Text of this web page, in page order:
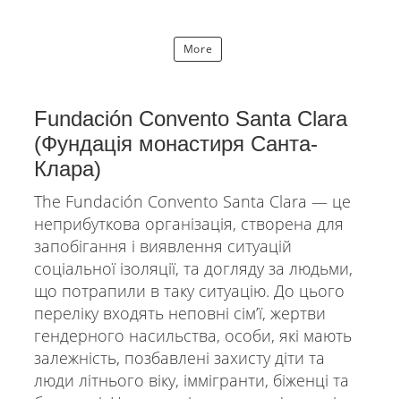
More
Fundación Convento Santa Clara
(Фундація монастиря Санта-
Клара)
The Fundación Convento Santa Clara — це
неприбуткова організація, створена для
запобігання і виявлення ситуацій
соціальної ізоляції, та догляду за людьми,
що потрапили в таку ситуацію. До цього
переліку входять неповні сімʼї, жертви
гендерного насильства, особи, які мають
залежність, позбавлені захисту діти та
люди літнього віку, іммігранти, біженці та